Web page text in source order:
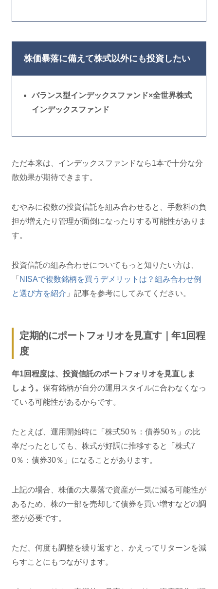
株価暴落に備えて株式以外にも投資したい
バランス型インデックスファンド×全世界株式
インデックスファンド
ただ本来は、インデックスファンドなら1本で十分な分
散効果が期待できます。
むやみに複数の投資信託を組み合わせると、手数料の負
担が増えたり管理が面倒になったりする可能性がありま
す。
投資信託の組み合わせについてもっと知りたい方は、
「 NISAで複数銘柄を買うデメリットは？組み合わせ例
と選び方を紹介 」記事を参考にしてみてください。
定期的にポートフォリオを見直す｜年1回程
度
年1回程度は、投資信託のポートフォリオを見直しま
しょう。 保有銘柄が自分の運用スタイルに合わなくなっ
ている可能性があるからです。
たとえば、運用開始時に「株式50％：債券50％」の比
率だったとしても、株式が好調に推移すると「株式7
0％：債券30％」になることがあります。
上記の場合、株価の大暴落で資産が一気に減る可能性が
あるため、株の一部を売却して債券を買い増すなどの調
整が必要です。
ただ、何度も調整を繰り返すと、かえってリターンを減
らすことにもつながります。